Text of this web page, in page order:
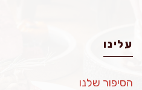
עלינו
הסיפור שלנו